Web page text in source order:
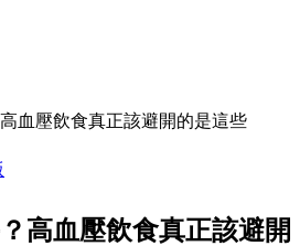
血壓飲食真正該避開的是這些
高血壓飲食真正該避開